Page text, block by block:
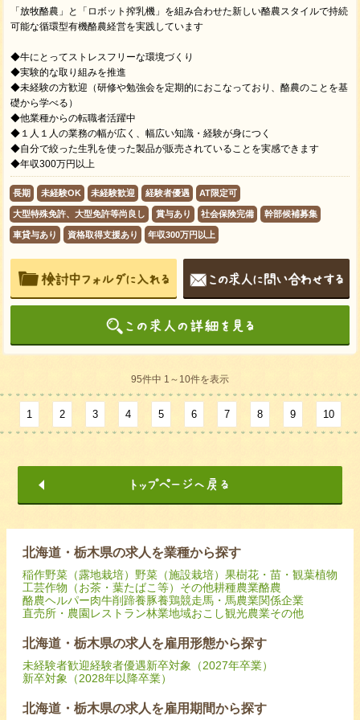
「放牧酪農」と「ロボット搾乳機」を組み合わせた新しい酪農スタイルで持続
可能な循環型有機酪農経営を実践しています
◆牛にとってストレスフリーな環境づくり
◆実験的な取り組みを推進
◆未経験の方歓迎（研修や勉強会を定期的におこなっており、酪農のことを基
礎から学べる）
◆他業種からの転職者活躍中
◆１人１人の業務の幅が広く、幅広い知識・経験が身につく
◆自分で絞った生乳を使った製品が販売されていることを実感できます
◆年収300万円以上
長期 未経験OK 未経験歓迎 経験者優遇 AT限定可
大型特殊免許、大型免許等尚良し 賞与あり 社会保険完備 幹部候補募集
車貸与あり 資格取得支援あり 年収300万円以上
95件中 1～10件を表示
1 2 3 4 5 6 7 8 9 10
北海道・栃木県の求人を業種から探す
稲作野菜（露地栽培） 野菜（施設栽培） 果樹花・苗・観葉植物
工芸作物（お茶・葉たばこ等） その他耕種農業酪農
酪農ヘルパー肉牛削蹄養豚養鶏競走馬・馬農業関係企業
直売所・農園レストラン林業地域おこし観光農業その他
北海道・栃木県の求人を雇用形態から探す
未経験者歓迎経験者優遇新卒対象（2027年卒業）
新卒対象（2028年以降卒業）
北海道・栃木県の求人を雇用期間から探す